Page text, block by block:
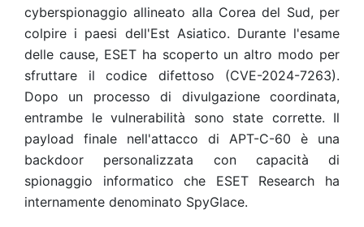
cyberspionaggio allineato alla Corea del Sud, per
colpire i paesi dell'Est Asiatico. Durante l'esame
delle cause, ESET ha scoperto un altro modo per
sfruttare il codice difettoso (CVE-2024-7263).
Dopo un processo di divulgazione coordinata,
entrambe le vulnerabilità sono state corrette. Il
payload finale nell'attacco di APT-C-60 è una
backdoor personalizzata con capacità di
spionaggio informatico che ESET Research ha
internamente denominato SpyGlace.